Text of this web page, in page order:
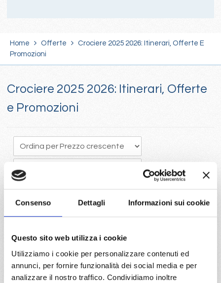
Consenso Dettagli Informazioni sui cookie
Questo sito web utilizza i cookie
Utilizziamo i cookie per personalizzare contenuti ed
annunci, per fornire funzionalità dei social media e per
analizzare il nostro traffico. Condividiamo inoltre
Home Offerte
Crociere 2025 2026: Itinerari, Offerte E
Promozioni
Crociere 2025 2026: Itinerari, Offerte
e Promozioni
crociera porta vantaggi economici con la scelta della migliore
disponibilità
Visita il portale per trovare le crociere 2025 con Costa e Mc